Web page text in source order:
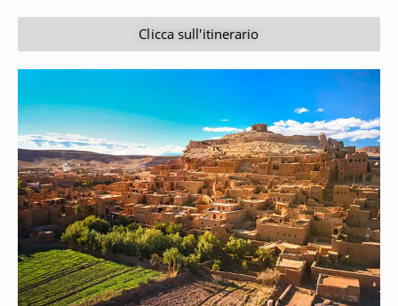
Clicca sull'itinerario